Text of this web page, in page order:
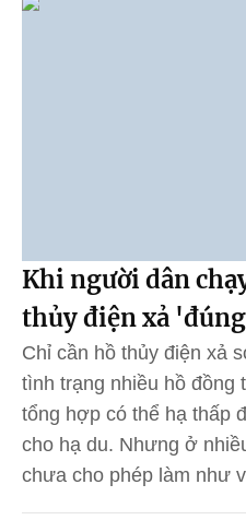
Khi người dân
thủy điện xả
Chỉ cần hồ thủy điện xả
tình trạng nhiều hồ đồng
tổng hợp có thể hạ thấp
cho hạ du. Nhưng ở
chưa cho phép làm như